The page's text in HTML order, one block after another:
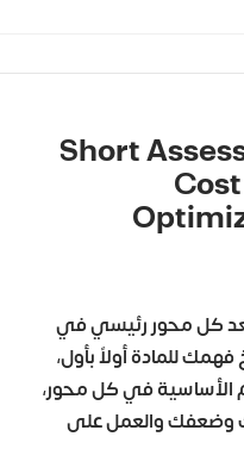
Short
كل محور رئيسي في
للمادة أولاً بأول،
الأساسية في كل محور،
وضعفك والعمل على